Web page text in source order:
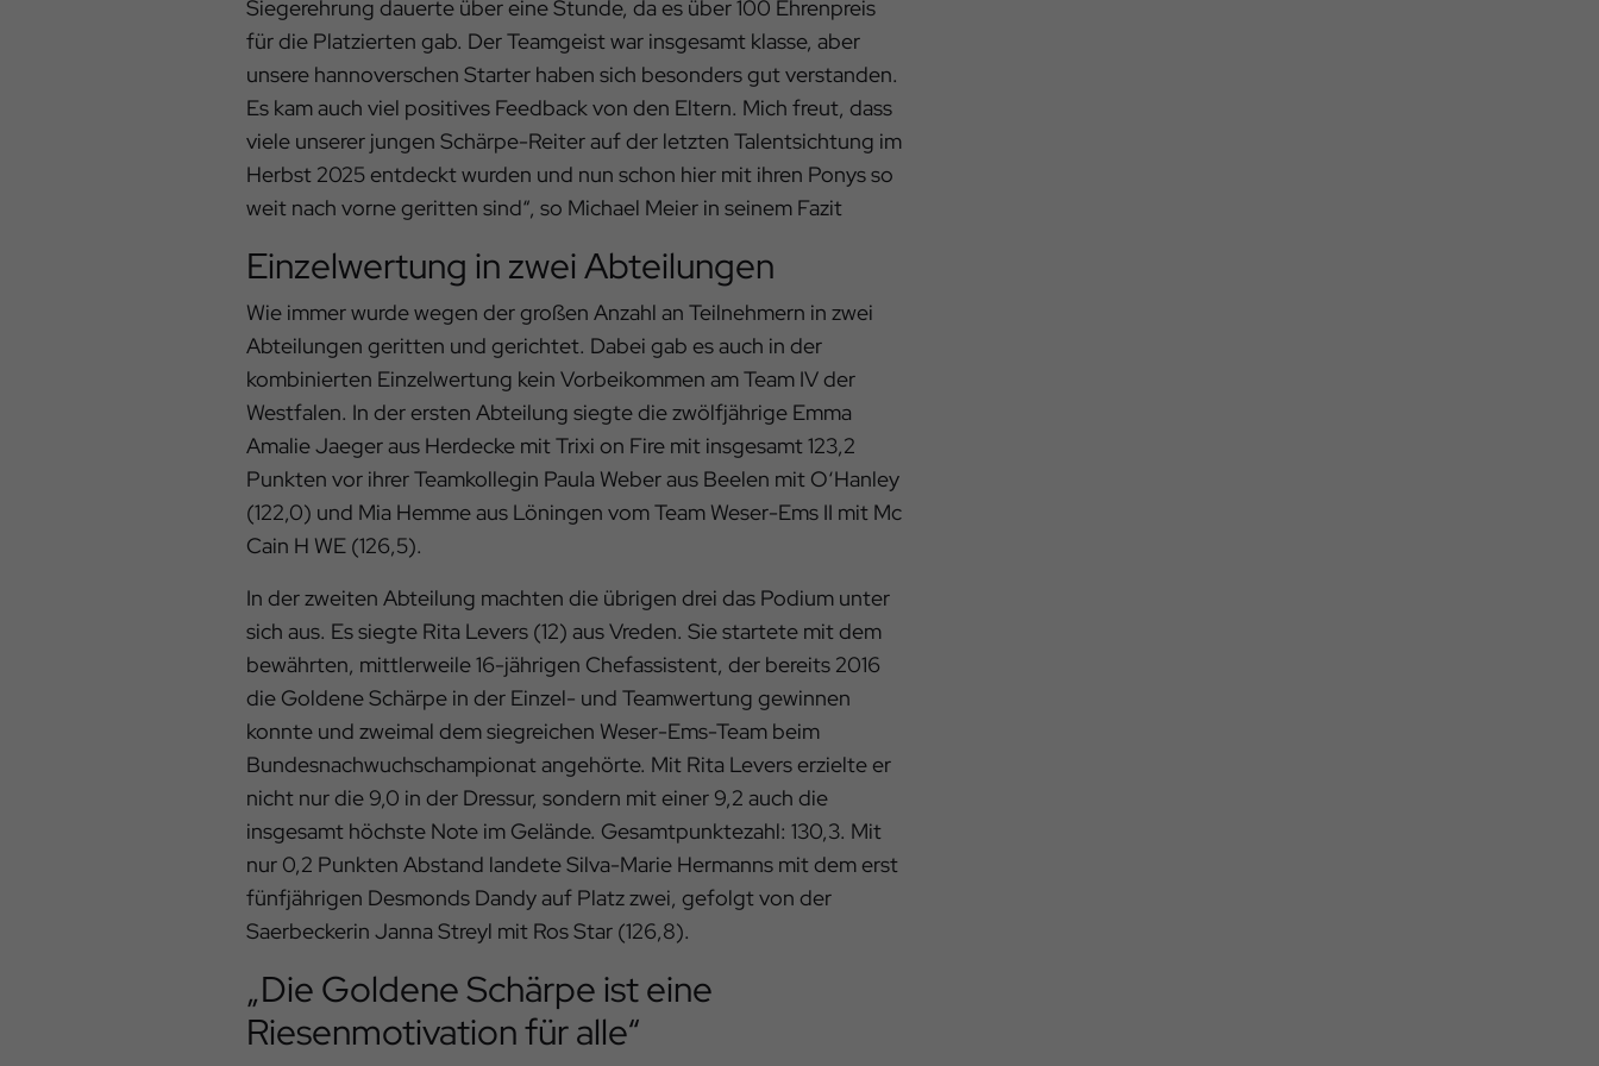
Siegerehrung dauerte über eine Stunde, da es über 100 Ehrenpreis
für die Platzierten gab. Der Teamgeist war insgesamt klasse, aber
unsere hannoverschen Starter haben sich besonders gut verstanden.
Es kam auch viel positives Feedback von den Eltern. Mich freut, dass
viele unserer jungen Schärpe-Reiter auf der letzten Talentsichtung im
Herbst 2025 entdeckt wurden und nun schon hier mit ihren Ponys so
weit nach vorne geritten sind“, so Michael Meier in seinem Fazit
Einzelwertung in zwei Abteilungen
Wie immer wurde wegen der großen Anzahl an Teilnehmern in zwei
Abteilungen geritten und gerichtet. Dabei gab es auch in der
kombinierten Einzelwertung kein Vorbeikommen am Team IV der
Westfalen. In der ersten Abteilung siegte die zwölfjährige Emma
Amalie Jaeger aus Herdecke mit Trixi on Fire mit insgesamt 123,2
Punkten vor ihrer Teamkollegin Paula Weber aus Beelen mit O‘Hanley
(122,0) und Mia Hemme aus Löningen vom Team Weser-Ems II mit Mc
Cain H WE (126,5).
In der zweiten Abteilung machten die übrigen drei das Podium unter
sich aus. Es siegte Rita Levers (12) aus Vreden. Sie startete mit dem
bewährten, mittlerweile 16-jährigen Chefassistent, der bereits 2016
die Goldene Schärpe in der Einzel- und Teamwertung gewinnen
konnte und zweimal dem siegreichen Weser-Ems-Team beim
Bundesnachwuchschampionat angehörte. Mit Rita Levers erzielte er
nicht nur die 9,0 in der Dressur, sondern mit einer 9,2 auch die
insgesamt höchste Note im Gelände. Gesamtpunktezahl: 130,3. Mit
nur 0,2 Punkten Abstand landete Silva-Marie Hermanns mit dem erst
fünfjährigen Desmonds Dandy auf Platz zwei, gefolgt von der
Saerbeckerin Janna Streyl mit Ros Star (126,8).
„Die Goldene Schärpe ist eine
Riesenmotivation für alle“